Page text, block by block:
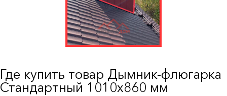
Где купить товар Дымник-флюгарка
Стандартный 1010х860 мм